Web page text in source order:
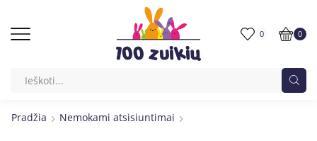
0 0
Pradžia Nemokami atsisiuntimai